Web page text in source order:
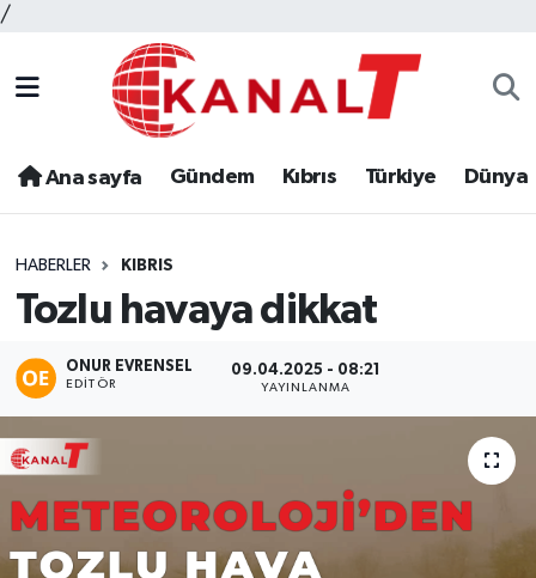
/
Ana sayfa Gündem Kıbrıs Türkiye Dünya
HABERLER KIBRIS
Tozlu havaya dikkat
ONUR EVRENSEL
EDITÖR
09.04.2025 - 08:21
YAYINLANMA